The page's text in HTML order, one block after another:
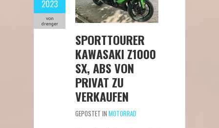
2023
von
drenger
SPORTTOURER
KAWASAKI Z1000
SX, ABS VON
PRIVAT ZU
VERKAUFEN
GEPOSTET IN MOTORRAD